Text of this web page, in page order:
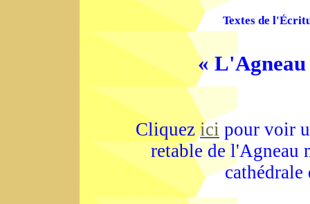
Textes de
«
Cliquezici pour voir
retable de l'Agneau
cathédrale